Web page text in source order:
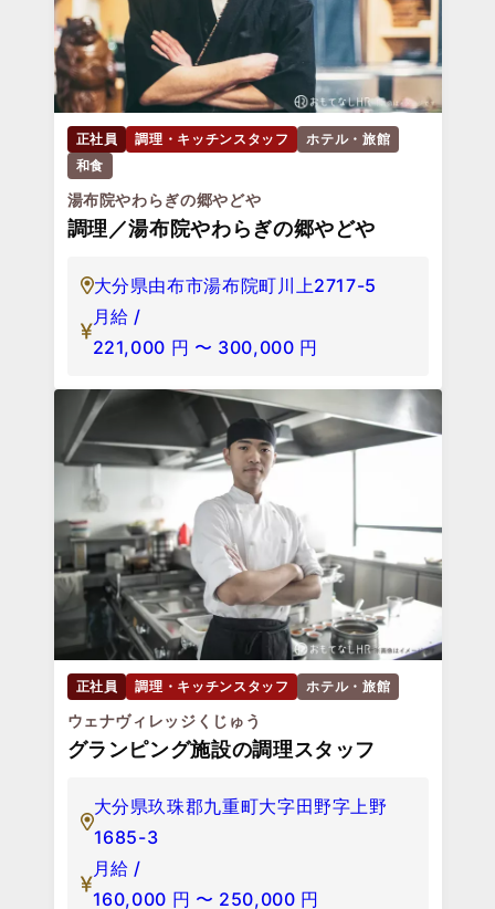
正社員 調理・キッチンスタッフ
ホテル・旅館
和食
湯布院やわらぎの郷やどや
調理／湯布院やわらぎの郷やどや
大分県由布市湯布院町川上2717-5
月給 /
221,000 円 〜 300,000 円
正社員 調理・キッチンスタッフ ホテル・旅館
ウェナヴィレッジくじゅう
グランピング施設の調理スタッフ
大分県玖珠郡九重町大字田野字上野
1685-3
月給 /
160,000 円 〜 250,000 円